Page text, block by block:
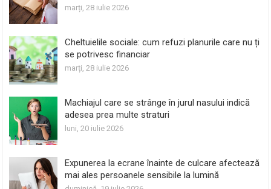
marți, 28 iulie 2026
Cheltuielile sociale: cum refuzi planurile care nu ți
se potrivesc financiar
marți, 28 iulie 2026
Machiajul care se strânge în jurul nasului indică
adesea prea multe straturi
luni, 20 iulie 2026
Expunerea la ecrane înainte de culcare afectează
mai ales persoanele sensibile la lumină